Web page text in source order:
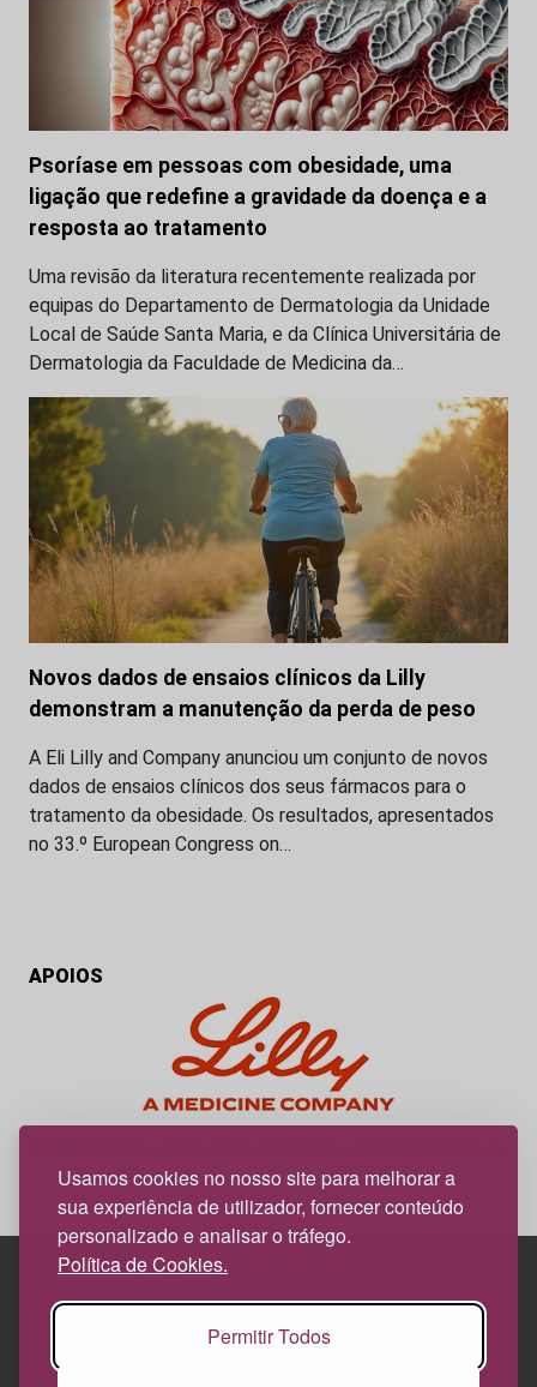
Usamos cookies no nosso site para melhorar a
sua experiência de utilizador, fornecer conteúdo
personalizado e analisar o tráfego.
Política de Cookies.
Permitir Todos
Psoríase em pessoas com obesidade, uma
ligação que redefine a gravidade da doença e a
resposta ao tratamento
Uma revisão da literatura recentemente realizada por
equipas do Departamento de Dermatologia da Unidade
Local de Saúde Santa Maria, e da Clínica Universitária de
Dermatologia da Faculdade de Medicina da…
Novos dados de ensaios clínicos da Lilly
demonstram a manutenção da perda de peso
A Eli Lilly and Company anunciou um conjunto de novos
dados de ensaios clínicos dos seus fármacos para o
tratamento da obesidade. Os resultados, apresentados
no 33.º European Congress on…
APOIOS
News Farma, possível com o apoio da Lilly.
Edif. Lisboa Oriente | Av. Infante D. Henrique, n.º 333H, esc.
1800-282 Lisboa | Portugal